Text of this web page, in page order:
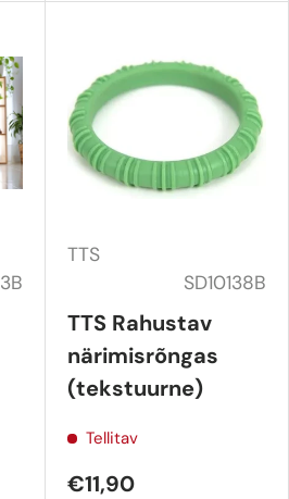
TTS
SD10138B
TTS Rahustav
närimisrõngas
(tekstuurne)
Tellitav
€11,90